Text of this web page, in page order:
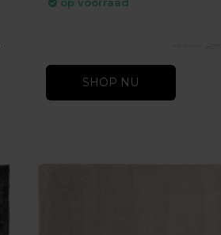
op voorraad
SHOP NU